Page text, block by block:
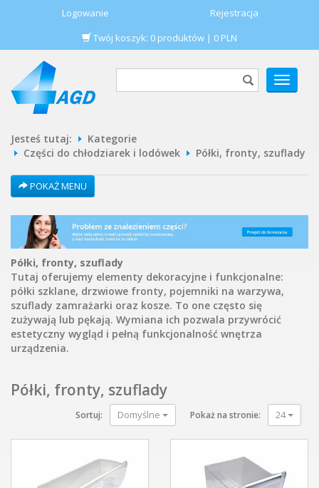
Logowanie
Rejestracja
Twój koszyk: 0 produktów | 0 PLN
POKAŻ
MENU
Jesteś tutaj:
Kategorie
Części do chłodziarek i lodówek
Półki, fronty, szuflady
POKAŻ MENU
Półki, fronty, szuflady
Tutaj oferujemy elementy dekoracyjne i funkcjonalne:
półki szklane, drzwiowe fronty, pojemniki na warzywa,
szuflady zamrażarki oraz kosze. To one często się
zużywają lub pękają. Wymiana ich pozwala przywrócić
estetyczny wygląd i pełną funkcjonalność wnętrza
urządzenia.
Półki, fronty, szuflady
Sortuj: Domyślne Pokaż na stronie: 24